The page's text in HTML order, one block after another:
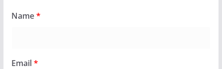
Name*
Email*